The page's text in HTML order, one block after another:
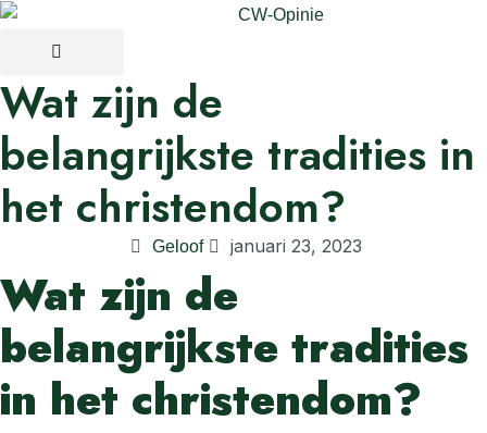
Wat zijn de
belangrijkste tradities in
het christendom?
Geloof januari 23, 2023
Wat zijn de
belangrijkste tradities
in het christendom?